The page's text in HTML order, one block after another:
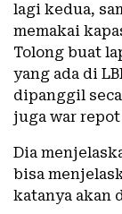
lagi kedua,
memakai
Tolong buat
yang ada di
dipanggil
juga war
Dia
bisa
katanya akan